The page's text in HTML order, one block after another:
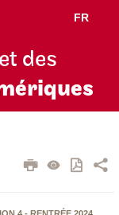
FR
des